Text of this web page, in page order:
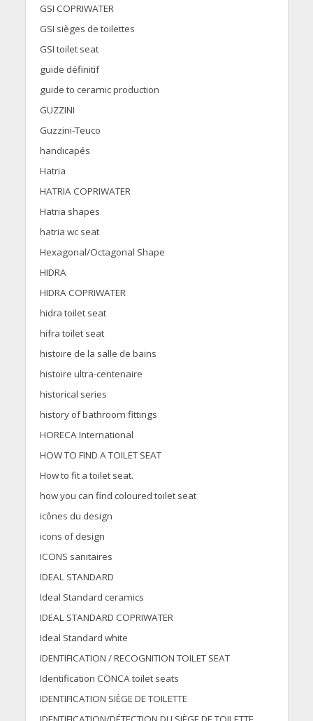
GSI COPRIWATER
GSI sièges de toilettes
GSI toilet seat
guide définitif
guide to ceramic production
GUZZINI
Guzzini-Teuco
handicapés
Hatria
HATRIA COPRIWATER
Hatria shapes
hatria wc seat
Hexagonal/Octagonal Shape
HIDRA
HIDRA COPRIWATER
hidra toilet seat
hifra toilet seat
histoire de la salle de bains
histoire ultra-centenaire
historical series
history of bathroom fittings
HORECA International
HOW TO FIND A TOILET SEAT
How to fit a toilet seat.
how you can find coloured toilet seat
icônes du design
icons of design
ICONS sanitaires
IDEAL STANDARD
Ideal Standard ceramics
IDEAL STANDARD COPRIWATER
Ideal Standard white
IDENTIFICATION / RECOGNITION TOILET SEAT
Identification CONCA toilet seats
IDENTIFICATION SIÈGE DE TOILETTE